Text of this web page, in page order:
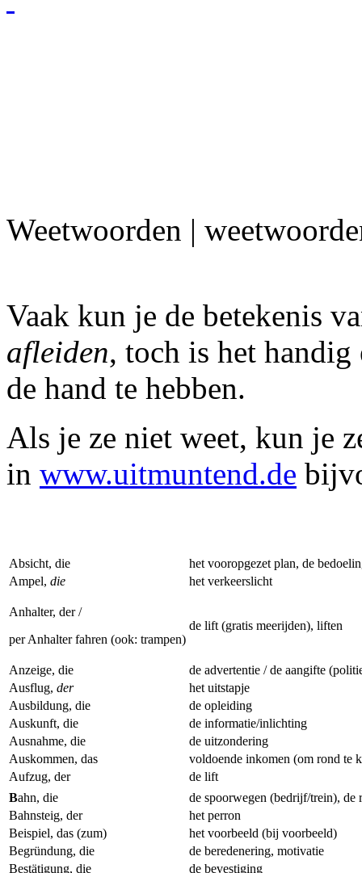
Weetwoorden |
Vaak kun je de betekenis
afleiden, toch is het handig
de hand te hebben.
Als je ze niet weet, kun je
in www.uitmuntend.de
Absicht, die
het vooropgezet plan, de
Ampel, die het verkeerslicht
Anhalter, der /
per Anhalter fahren (ook: trampen)
de lift (gratis meerijden), liften
Anzeige, die
de advertentie / de aangifte
Ausflug, der
het uitstapje
Ausbildung, die
de opleiding
Auskunft, die
de informatie/inlichting
Ausnahme, die
de uitzondering
Auskommen, das
voldoende inkomen (om rond te
Aufzug, der
de lift
Bahn, die
de spoorwegen (bedrijf/trein), de
Bahnsteig, der
het perron
Beispiel, das (zum)
het voorbeeld (bij voorbeeld)
Begründung, die
de beredenering, motivatie
Bestätigung, die
de bevestiging